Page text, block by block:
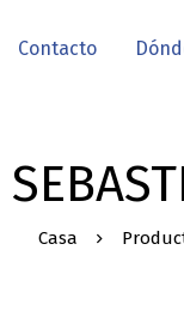
Contacto
Casa